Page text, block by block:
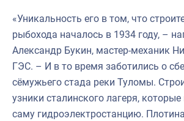
«Уникальность его в том, что
рыбохода началось в 1934 году, –
Александр Букин, мастер-механик
ГЭС. – И в то время заботились о
сёмужьего стада реки Туломы.
узники сталинского лагеря,
саму гидроэлектростанцию.